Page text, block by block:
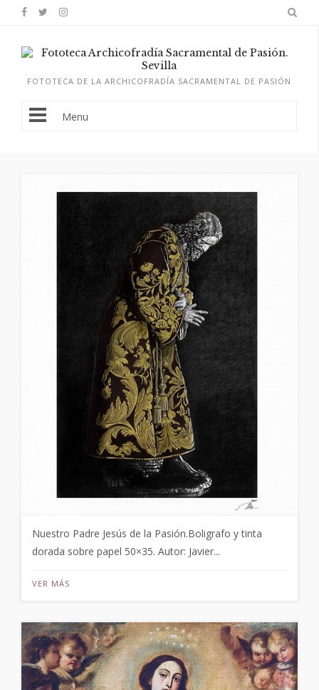
FOTOTECA DE LA ARCHICOFRADÍA SACRAMENTAL DE PASIÓN
Menu
Nuestro Padre Jesús de la Pasión.Boligrafo y tinta
dorada sobre papel 50×35. Autor: Javier...
VER MÁS